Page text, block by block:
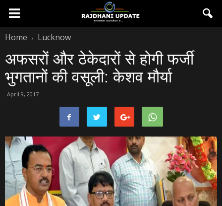
Home Lucknow
अफसरों और ठेकेदारों से होगी फर्जी
भुगतानों की वसूली: केशव मौर्या
April 9, 2017